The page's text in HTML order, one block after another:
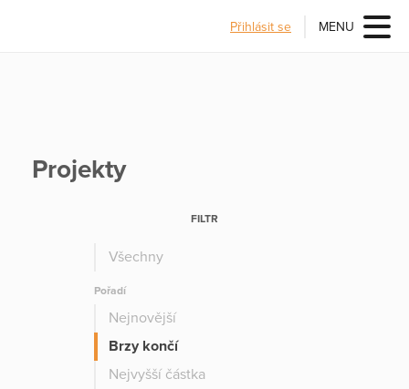
Přihlásit se MENU
Projekty
FILTR
Všechny
Pořadí
Nejnovější
Brzy končí
Nejvyšší částka